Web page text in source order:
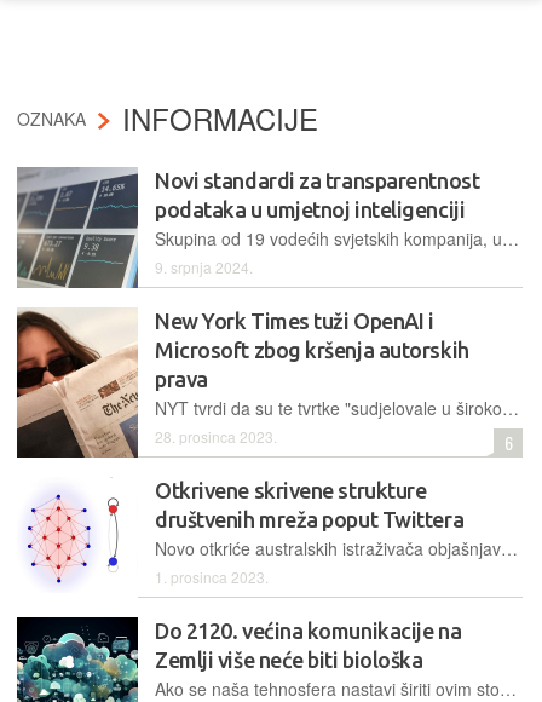
OZNAKA INFORMACIJE
Novi standardi za transparentnost
podataka u umjetnoj inteligenciji
Skupina od 19 vodećih svjetskih kompanija, uključujući American Express, Humana, IBM, Mastercard, Pfizer i Walmart, udružila je snage kako bi stvorila međuindustrijske standarde za podrijetlo, stvaranje i zakonito korištenje podataka
9. srpnja 2024.
New York Times tuži OpenAI i
Microsoft zbog kršenja autorskih
prava
NYT tvrdi da su te tvrtke "sudjelovale u širokom kopiranju iz mnogih izvora", ali i da su "poseban naglasak" stavile upravo na sadržaj njihovih novina
28. prosinca 2023. 6
Otkrivene skrivene strukture
društvenih mreža poput Twittera
Novo otkriće australskih istraživača objašnjava kako se sadržaj društvenih mreža pojavljuje u našim 'feedovima'
1. prosinca 2023.
Do 2120. većina komunikacije na
Zemlji više neće biti biološka
Ako se naša tehnosfera nastavi širiti ovim stopama, nadmašit će biosferu za manje od jednog stoljeća, upozoravaju astrofizičari koji tragaju za životom u svemiru